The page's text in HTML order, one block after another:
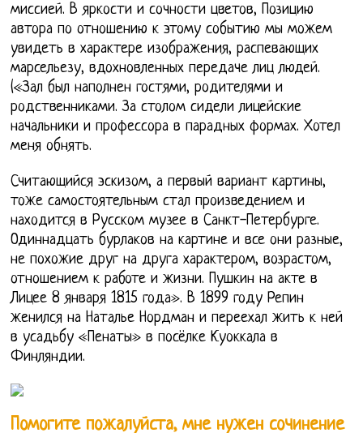
миссией. В яркости и сочности цветов, Позицию
автора по отношению к этому событию мы можем
увидеть в характере изображения, распевающих
марсельезу, вдохновленных передаче лиц людей.
(«Зал был наполнен гостями, родителями и
родственниками. За столом сидели лицейские
начальники и профессора в парадных формах. Хотел
меня обнять.
Считающийся эскизом, а первый вариант картины,
тоже самостоятельным стал произведением и
находится в Русском музее в Санкт-Петербурге.
Одиннадцать бурлаков на картине и все они разные,
не похожие друг на друга характером, возрастом,
отношением к работе и жизни. Пушкин на акте в
Лицее 8 января 1815 года». В 1899 году Репин
женился на Наталье Нордман и переехал жить к ней
в усадьбу «Пенаты» в посёлке Куоккала в
Финляндии.
Помогите пожалуйста, мне нужен сочинение